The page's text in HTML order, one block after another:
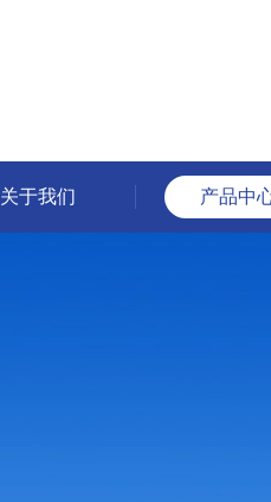
关于我们 产品中